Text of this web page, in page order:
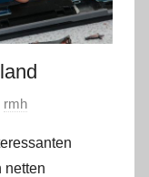
rmh
netten